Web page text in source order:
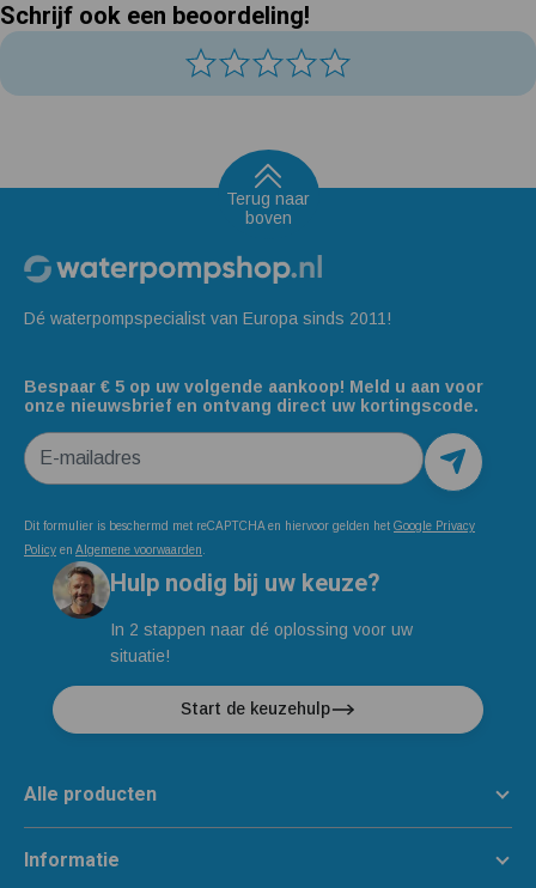
Schrijf ook een beoordeling!
Terug naar
boven
Dé waterpompspecialist van Europa sinds 2011!
Bespaar € 5 op uw volgende aankoop! Meld u aan voor
onze nieuwsbrief en ontvang direct uw kortingscode.
E-mailadres
Dit formulier is beschermd met reCAPTCHA en hiervoor gelden het Google Privacy
Policy en Algemene voorwaarden
Hulp nodig bij uw keuze?
In 2 stappen naar dé oplossing voor uw
situatie!
Start de keuzehulp
Alle producten
Informatie